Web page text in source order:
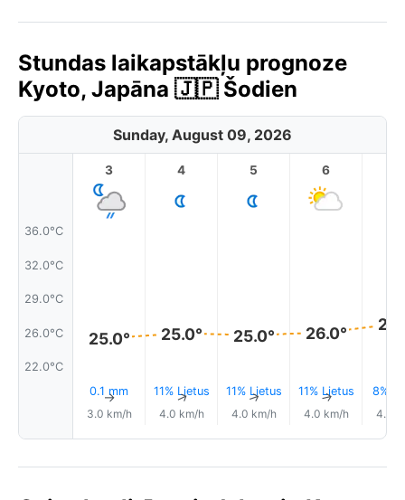
Stundas laikapstākļu prognoze
Kyoto, Japāna 🇯🇵 Šodien
Sunday, August 09, 2026
36.0°C
32.0°C
29.0°C
26.0°C
22.0°C
3
25.0°
0.1 mm
↑
3.0 km/h
4
25.0°
11% Lietus
↑
4.0 km/h
5
25.0°
11% Lietus
↑
4.0 km/h
6
26.0°
11% Lietus
↑
4.0 km/h
8%
4.0